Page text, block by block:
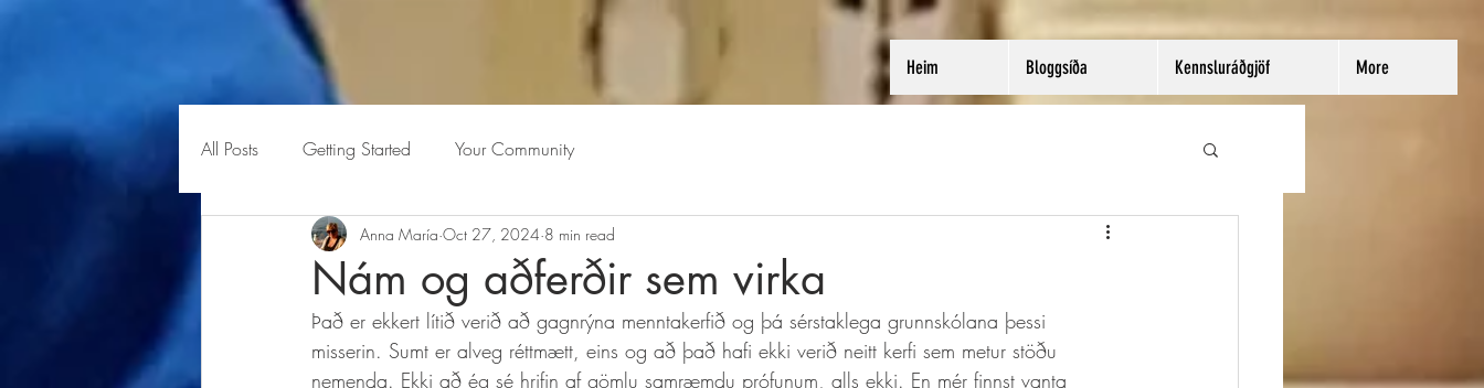
Heim Bloggsíða Kennsluráðgjöf More
All Posts Getting Started Your Community
Nám og aðferðir sem virka
Anna María Oct 27, 2024 8 min read
Það er ekkert lítið verið að gagnrýna menntakerfið og þá sérstaklega grunnskólana þessi
misserin. Sumt er alveg réttmætt, eins og að það hafi ekki verið neitt kerfi sem metur stöðu
nemenda. Ekki að ég sé hrifin af gömlu samræmdu prófunum, alls ekki. En mér finnst vanta